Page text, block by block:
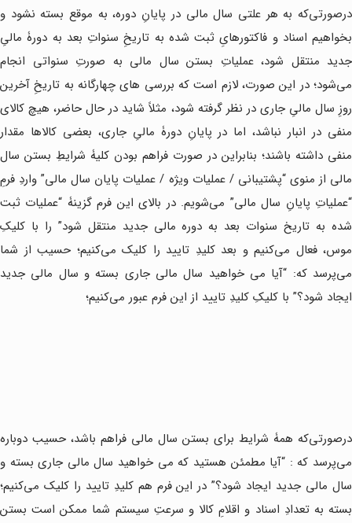
درصورتی‌که به هر علتی سال مالی در پایانِ دوره، به موقع بسته نشود و
بخواهیم اسناد و فاکتورهایِ ثبت شده به تاریخِ سنواتِ بعد به دورۀ مالیِ
جدید منتقل شود، عملیاتِ بستن سال مالی به صورتِ سنواتی انجام
می‌شود؛ در این صورت، لازم است که بررسی های چهارگانه به تاریخِ آخرین
روزِ سال مالیِ جاری در نظر گرفته شود، مثلاً شاید در حال حاضر، هیچ کالای
منفی در انبار نباشد، اما در پایانِ دورۀ مالیِ جاری، بعضی کالاها مقدار
منفی داشته باشند؛ بنابراین در صورت فراهم بودن کلیۀ شرایطِ بستن سال
مالی از منوی “پشتیبانی / عملیات ویژه / عملیات پایان سال مالی” واردِ فرمِ
“عملیاتِ پایانِ سال مالی” می‌شویم. در بالای این فرم گزینۀ “عملیات ثبت
شده به تاریخ سنوات بعد به دوره مالی جدید منتقل شود” را با کلیکِ
موس، فعال می‌کنیم و بعد کلیدِ تایید را کلیک می‌کنیم؛ حسیب از شما
می‌پرسد که: “آیا می خواهید سال مالی جاری بسته و سال مالی جدید
ایجاد شود؟” با کلیکِ کلیدِ تایید از این فرم عبور می‌کنیم؛
درصورتی‌که همۀ شرایط برای بستن سال مالی فراهم باشد، حسیب دوباره
می‌پرسد که : “آیا مطمئن هستید که می خواهید سال مالی جاری بسته و
سال مالی جدید ایجاد شود؟” در این فرم هم کلیدِ تایید را کلیک می‌کنیم؛
بسته به تعدادِ اسناد و اقلامِ کالا و سرعتِ سیستم شما ممکن است بستن